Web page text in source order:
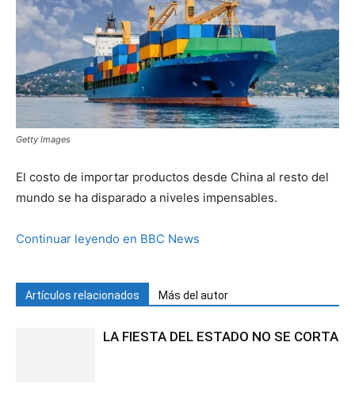
Getty Images
El costo de importar productos desde China al resto del
mundo se ha disparado a niveles impensables.
Continuar leyendo en BBC News
Artículos relacionados Más del autor
LA FIESTA DEL ESTADO NO SE CORTA